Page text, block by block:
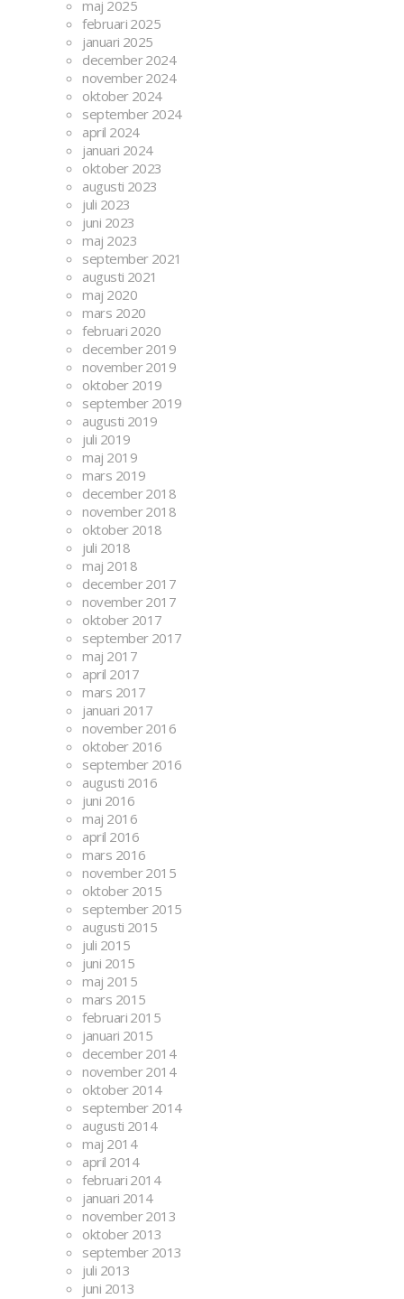
maj 2025
februari 2025
januari 2025
december 2024
november 2024
oktober 2024
september 2024
april 2024
januari 2024
oktober 2023
augusti 2023
juli 2023
juni 2023
maj 2023
september 2021
augusti 2021
maj 2020
mars 2020
februari 2020
december 2019
november 2019
oktober 2019
september 2019
augusti 2019
juli 2019
maj 2019
mars 2019
december 2018
november 2018
oktober 2018
juli 2018
maj 2018
december 2017
november 2017
oktober 2017
september 2017
maj 2017
april 2017
mars 2017
januari 2017
november 2016
oktober 2016
september 2016
augusti 2016
juni 2016
maj 2016
april 2016
mars 2016
november 2015
oktober 2015
september 2015
augusti 2015
juli 2015
juni 2015
maj 2015
mars 2015
februari 2015
januari 2015
december 2014
november 2014
oktober 2014
september 2014
augusti 2014
maj 2014
april 2014
februari 2014
januari 2014
november 2013
oktober 2013
september 2013
juli 2013
juni 2013